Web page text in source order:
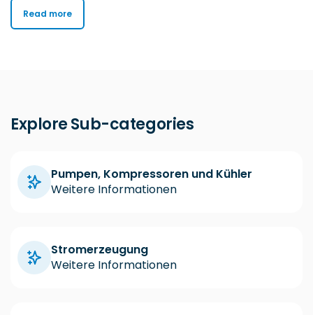
Read more
Explore Sub-categories
Pumpen, Kompressoren und Kühler
Weitere Informationen
Stromerzeugung
Weitere Informationen